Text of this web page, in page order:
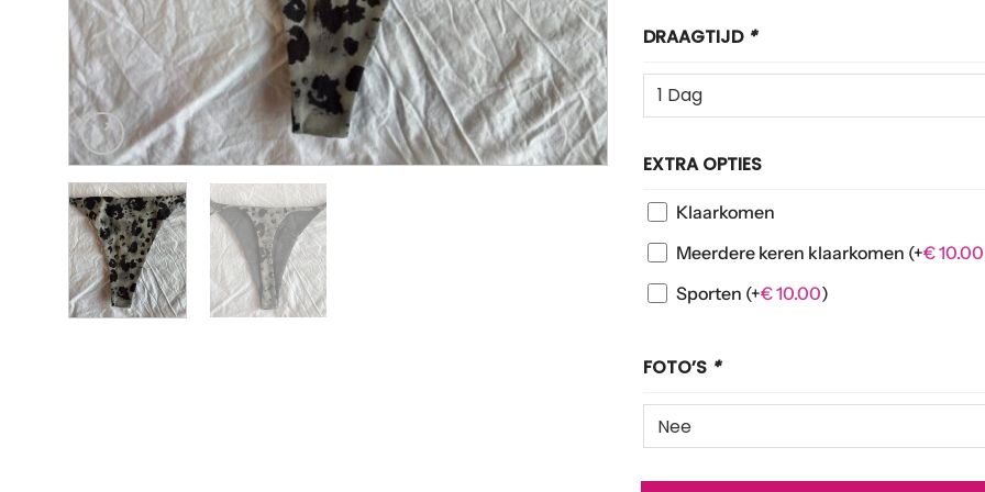
DRAAGTIJD *
EXTRA OPTIES
Klaarkomen
Meerdere keren klaarkomen (+€10.00
Sporten (+€10.00)
FOTO’S *